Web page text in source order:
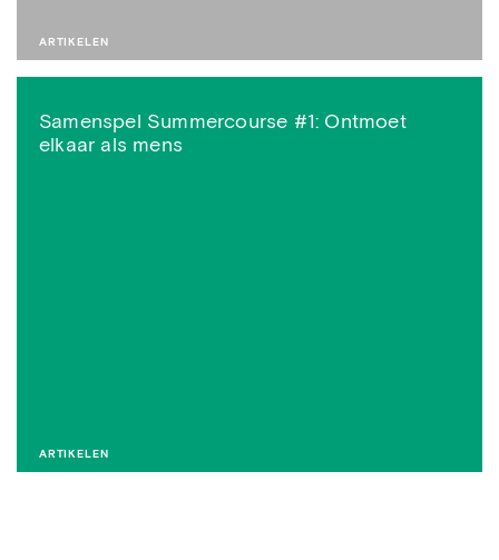
ARTIKELEN
Samenspel Summercourse #1: Ontmoet
elkaar als mens
ARTIKELEN